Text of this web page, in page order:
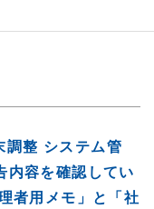
整 システム管
内容を確認してい
者用メモ」と「社